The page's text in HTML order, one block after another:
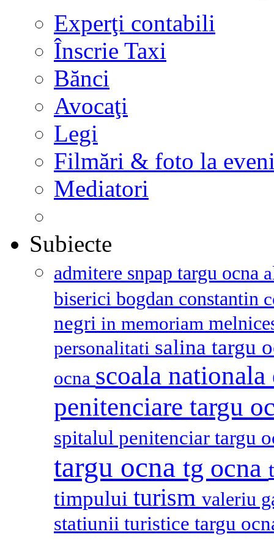
Experţi contabili
Înscrie Taxi
Bănci
Avocaţi
Legi
Filmări & foto la
Mediatori
Subiecte
admitere snpap targu ocna
biserici bogdan constantin
negri in memoriam
personalitati salina targu
ocna scoala
penitenciare targu
spitalul penitenciar targu
targu ocna tg ocna
timpului turism valeriu
statiunii turistice targu